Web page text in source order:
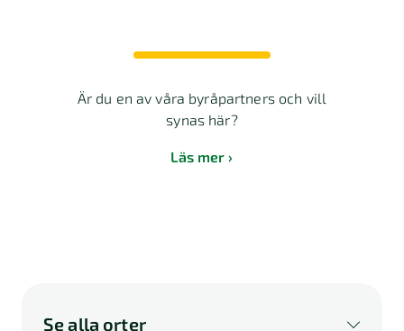
Är du en av våra byråpartners och vill
synas här?
Läs mer
Se alla orter